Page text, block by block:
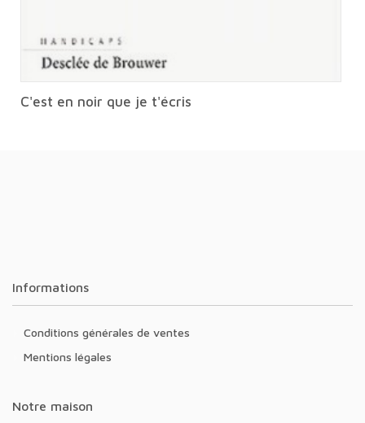
C'est en noir que je t'écris
Informations
Conditions générales de ventes
Mentions légales
Notre maison